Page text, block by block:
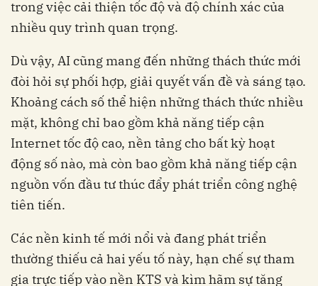
trong việc cải thiện tốc độ và độ chính xác của
nhiều quy trình quan trọng.
Dù vậy, AI cũng mang đến những thách thức mới
đòi hỏi sự phối hợp, giải quyết vấn đề và sáng tạo.
Khoảng cách số thể hiện những thách thức nhiều
mặt, không chỉ bao gồm khả năng tiếp cận
Internet tốc độ cao, nền tảng cho bất kỳ hoạt
động số nào, mà còn bao gồm khả năng tiếp cận
nguồn vốn đầu tư thúc đẩy phát triển công nghệ
tiên tiến.
Các nền kinh tế mới nổi và đang phát triển
thường thiếu cả hai yếu tố này, hạn chế sự tham
gia trực tiếp vào nền KTS và kìm hãm sự tăng